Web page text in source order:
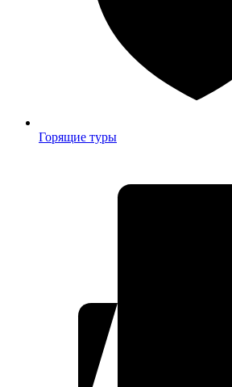
Горящие туры